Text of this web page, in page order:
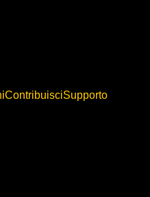
ContribuisciSupporto